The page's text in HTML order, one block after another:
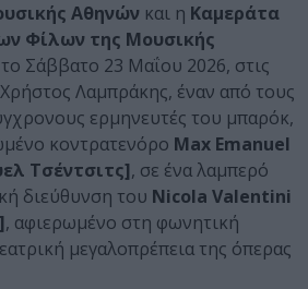
Αθηνών και η Καμεράτα
Φίλων της Μουσικής
Σάββατο 23 Μαΐου 2026, στις
Λαμπράκης, έναν από τους
ερμηνευτές του μπαρόκ,
κοντρατενόρο Max Emanuel
Τσέντσιτς], σε ένα λαμπερό
διεύθυνση του Nicola Valentini
, αφιερωμένο στη φωνητική
μεγαλοπρέπεια της όπερας